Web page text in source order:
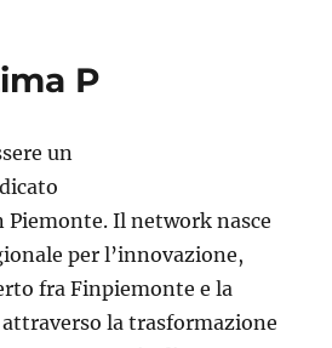
P
un
Piemonte. Il network nasce
per l’innovazione,
fra Finpiemonte e la
la trasformazione